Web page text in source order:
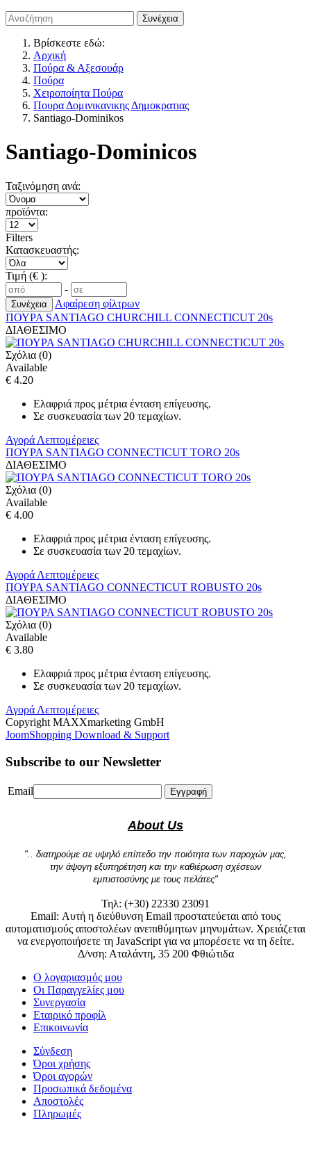
Βρίσκεστε εδώ:
Αρχική
Πούρα & Αξεσουάρ
Πούρα
Χειροποίητα Πούρα
Πουρα Δομινικανικης Δημοκρατιας
Santiago-Dominikos
Santiago-Dominicos
Ταξινόμηση ανά:
προϊόντα:
Filters
Κατασκευαστής:
Τιμή (€ ):
-
Αφαίρεση φίλτρων
ΠΟΥΡΑ SANTIAGO CHURCHILL CONNECTICUT 20s
ΔΙΑΘΕΣΙΜΟ
Σχόλια (0)
Available
€ 4.20
Ελαφριά προς μέτρια ένταση επίγευσης.
Σε συσκευασία των 20 τεμαχίων.
Αγορά Λεπτομέρειες
ΠΟΥΡΑ SANTIAGO CONNECTICUT TORO 20s
ΔΙΑΘΕΣΙΜΟ
Σχόλια (0)
Available
€ 4.00
Ελαφριά προς μέτρια ένταση επίγευσης.
Σε συσκευασία των 20 τεμαχίων.
Αγορά Λεπτομέρειες
ΠΟΥΡΑ SANTIAGO CONNECTICUT ROBUSTO 20s
ΔΙΑΘΕΣΙΜΟ
Σχόλια (0)
Available
€ 3.80
Ελαφριά προς μέτρια ένταση επίγευσης.
Σε συσκευασία των 20 τεμαχίων.
Αγορά Λεπτομέρειες
Copyright MAXXmarketing GmbH
JoomShopping Download & Support
Subscribe to our Newsletter
Email Εγγραφή
About Us
".. διατηρούμε σε υψηλό επίπεδο την ποιότητα των παροχών μας,
την άψογη εξυπηρέτηση και την καθιέρωση σχέσεων
εμπιστοσύνης με τους πελάτες"
Τηλ: (+30) 22330 23091
Email: Αυτή η διεύθυνση Email προστατεύεται από τους
αυτοματισμούς αποστολέων ανεπιθύμητων μηνυμάτων. Χρειάζεται
να ενεργοποιήσετε τη JavaScript για να μπορέσετε να τη δείτε.
Δ/νση: Αταλάντη, 35 200 Φθιώτιδα
Ο λογαριασμός μου
Οι Παραγγελίες μου
Συνεργασία
Εταιρικό προφίλ
Επικοινωνία
Σύνδεση
Όροι χρήσης
Όροι αγορών
Προσωπικά δεδομένα
Αποστολές
Πληρωμές